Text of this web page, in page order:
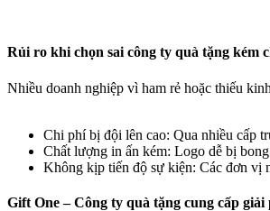
Rủi ro khi chọn sai công ty quà tặng kém
Nhiều doanh nghiệp vì ham rẻ hoặc thiếu
Chi phí bị đội lên cao: Qua nhiều cấp
Chất lượng in ấn kém: Logo dễ bị
Không kịp tiến độ sự kiện: Các đơn vị
Gift One – Công ty quà tặng cung cấp giải